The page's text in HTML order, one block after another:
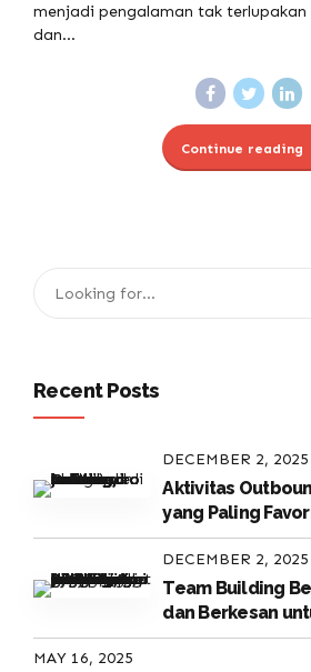
menjadi pengalaman tak terlupakan
dan...
Continue reading
Recent Posts
DECEMBER 2, 2025
Aktivitas
yang Paling
Perusahaan
DECEMBER 2, 2025
Team Building
dan Berkesan
MAY 16, 2025